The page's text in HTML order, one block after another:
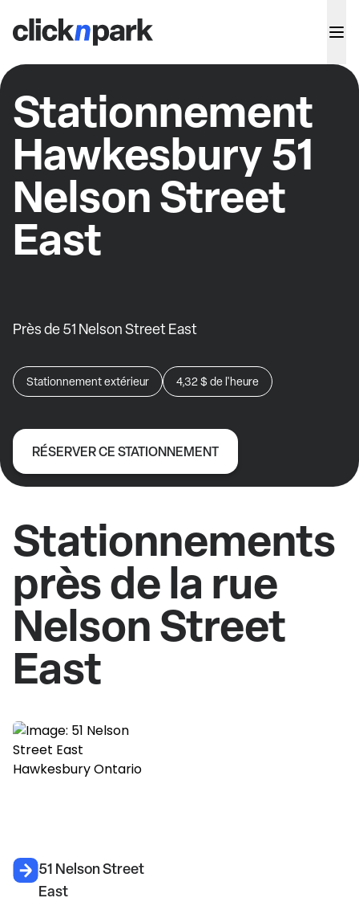
Stationnement
Hawkesbury 51
Nelson Street
East
Près de 51 Nelson Street East
Stationnement extérieur 4,32 $ de l'heure
RÉSERVER CE STATIONNEMENT
Stationnements
près de la rue
Nelson Street
East
51 Nelson Street
East